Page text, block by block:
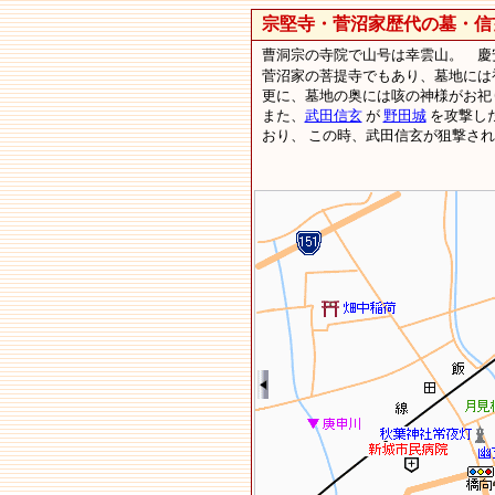
宗堅寺・菅沼家歴代の墓・信
曹洞宗の寺院で山号は幸雲山。 慶
菅沼家の菩提寺でもあり、墓地に
更に、墓地の奥には咳の神様がお
また、 武田信玄が 野田城を攻撃し
おり、 この時、武田信玄が狙撃さ